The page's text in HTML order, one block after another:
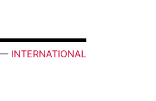
INTERNATIONAL